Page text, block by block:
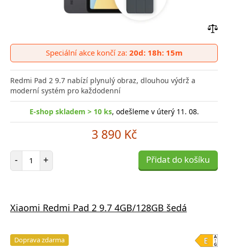
do
Speciální akce končí za: 20d: 18h: 15m
Redmi Pad 2 9.7 nabízí plynulý obraz, dlouhou výdrž a
moderní systém pro každodenní
E-shop skladem > 10 ks, odešleme v úterý 11. 08.
3 890 Kč
- Počet položek
+ Přidat do košíku
Xiaomi Redmi Pad 2 9.7 4GB/128GB šedá
Doprava zdarma